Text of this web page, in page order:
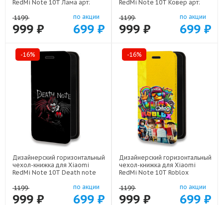
RedMi Note 10T Лама арт:
1199
999 ₽
по акции
699 ₽
RedMi Note 10T Ковер арт:
1199
999 ₽
по акции
699 ₽
-16%
Дизайнерский горизонтальный
чехол-книжка для Xiaomi
RedMi Note 10T Death note
1199
999 ₽
по акции
699 ₽
-16%
Дизайнерский горизонтальный
чехол-книжка для Xiaomi
RedMi Note 10T Roblox
1199
999 ₽
по акции
699 ₽